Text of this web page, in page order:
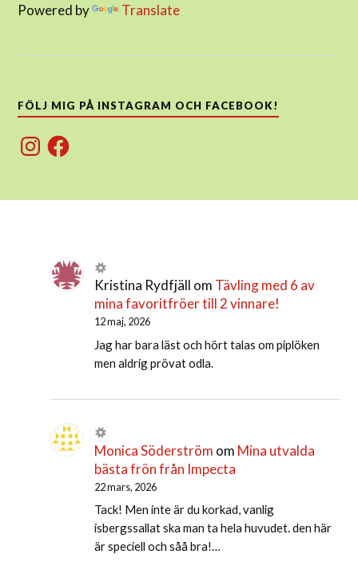
Powered by Translate
FÖLJ MIG PÅ INSTAGRAM OCH FACEBOOK!
InstagramFacebook
Kristina Rydfjäll om Tävling med 6 av
mina favoritfröer till 2 vinnare!
12 maj, 2026
Jag har bara läst och hört talas om piplöken
men aldrig prövat odla.
Monica Söderström om Mina utvalda
bästa frön från Impecta
22 mars, 2026
Tack! Men inte är du korkad, vanlig
isbergssallat ska man ta hela huvudet. den här
är speciell och såå bra!…